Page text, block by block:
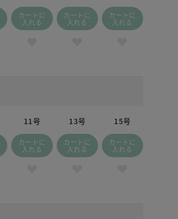
カートに
入れる
カートに
入れる
カートに
入れる
11号
カートに
入れる
13号
カートに
入れる
15号
カートに
入れる